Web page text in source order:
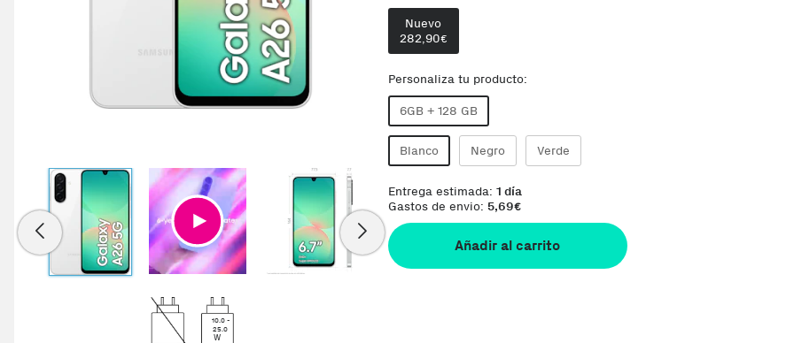
10.0 -
25.0
W
Nuevo
282,90€
Personaliza tu producto:
6GB + 128 GB
Blanco Negro Verde
Entrega estimada: 1 día
Gastos de envio: 5,69€
Añadir al carrito